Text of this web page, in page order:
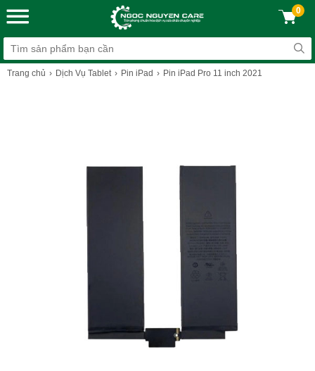
0
Trang chủ Dịch Vụ Tablet Pin iPad Pin iPad Pro 11 inch 2021